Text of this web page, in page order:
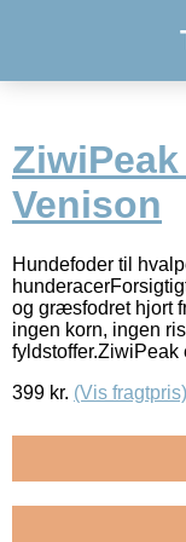
Venison
Hundefoder til
og græsfodret hjort
ingen korn, ingen
fyldstoffer.ZiwiPeak
399 kr. (Vis fragtpris)